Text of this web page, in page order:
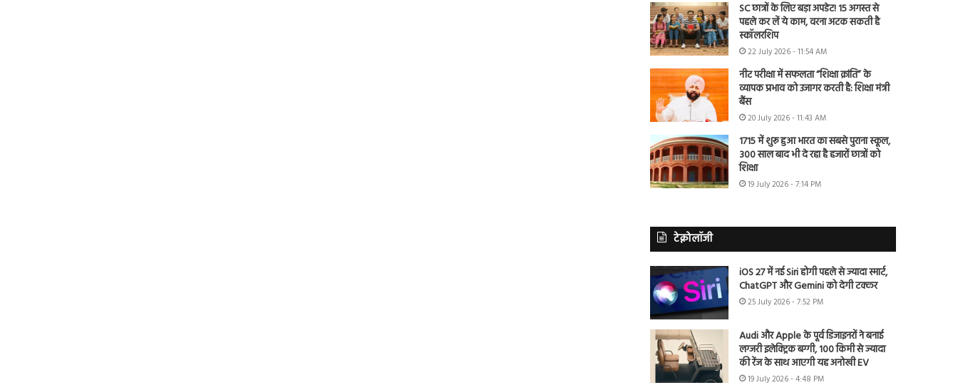
SC छात्रों के लिए बड़ा अपडेट! 15 अगस्त से
पहले कर लें ये काम, वरना अटक सकती है
स्कॉलरशिप
22 July 2026 - 11:54 AM
नीट परीक्षा में सफलता “शिक्षा क्रांति” के
व्यापक प्रभाव को उजागर करती है: शिक्षा मंत्री
बैंस
20 July 2026 - 11:43 AM
1715 में शुरू हुआ भारत का सबसे पुराना स्कूल,
300 साल बाद भी दे रहा है हजारों छात्रों को
शिक्षा
19 July 2026 - 7:14 PM
टेक्नोलॉजी
iOS 27 में नई Siri होगी पहले से ज्यादा स्मार्ट,
ChatGPT और Gemini को देगी टक्कर
25 July 2026 - 7:52 PM
Audi और Apple के पूर्व डिजाइनरों ने बनाई
लग्जरी इलेक्ट्रिक बग्गी, 100 किमी से ज्यादा
की रेंज के साथ आएगी यह अनोखी EV
19 July 2026 - 4:48 PM